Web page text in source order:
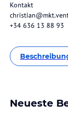
Kontakt
+34 636 13 88 93
Neueste